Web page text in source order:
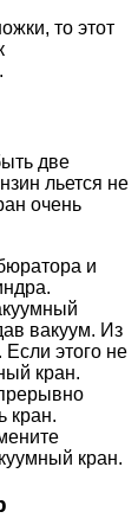
то этот
две
льется не
очень
и
вакуум. Из
этого не
кран.
кран.
кран.